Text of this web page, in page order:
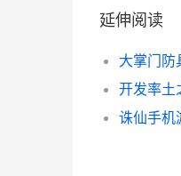
延伸阅读
大掌门防